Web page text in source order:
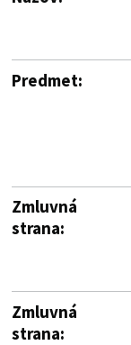
Predmet:
Zmluvná
strana:
Zmluvná
strana: